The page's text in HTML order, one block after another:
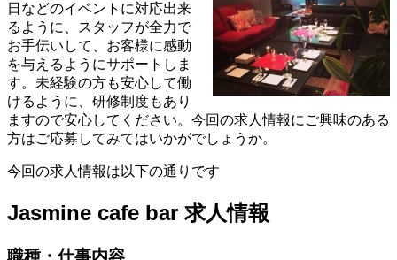
日などのイベントに対応出来
るように、スタッフが全力で
お手伝いして、お客様に感動
を与えるようにサポートしま
す。未経験の方も安心して働
けるように、研修制度もあり
ますので安心してください。今回の求人情報にご興味のある
方はご応募してみてはいかがでしょうか。
今回の求人情報は以下の通りです
Jasmine cafe bar 求人情報
職種・仕事内容